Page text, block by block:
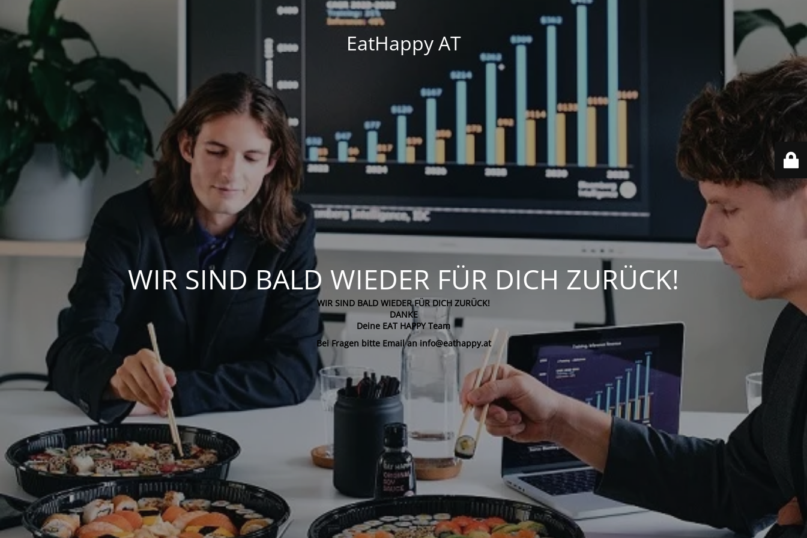
EatHappy AT
WIR SIND BALD WIEDER FÜR DICH ZURÜCK!
WIR SIND BALD WIEDER FÜR DICH ZURÜCK!
DANKE
Deine EAT HAPPY Team
Bei Fragen bitte Email an info@eathappy.at